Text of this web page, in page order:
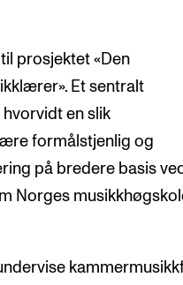
prosjektet «Den
Et sentralt
en slik
formålstjenlig og
på bredere basis
Norges